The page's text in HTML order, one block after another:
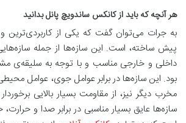
هر آنچه که باید از کانکس ساندویچ پانل بدانید
به جرات می‌توان گفت که یکی از کاربردی‌ترین
پیش ساخته، است. این سازه‌ها از جمله
داخلی و خارجی مناسب و با توجه به سلیقه‌ی
بود. این سازه‌ها در برابر عوامل جوی، عوامل
مخرب دیگر نیز، از مقاومت بسیار بالایی
سازه‌ها عایق بسیار مناسبی در برابر صدا و حرارت،